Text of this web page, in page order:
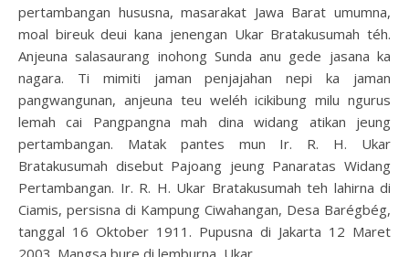
pertambangan hususna, masarakat Jawa Barat umumna,
moal bireuk deui kana jenengan Ukar Bratakusumah téh.
Anjeuna salasaurang inohong Sunda anu gede jasana ka
nagara. Ti mimiti jaman penjajahan nepi ka jaman
pangwangunan, anjeuna teu weléh icikibung milu ngurus
lemah cai Pangpangna mah dina widang atikan jeung
pertambangan. Matak pantes mun Ir. R. H. Ukar
Bratakusumah disebut Pajoang jeung Panaratas Widang
Pertambangan. Ir. R. H. Ukar Bratakusumah teh lahirna di
Ciamis, persisna di Kampung Ciwahangan, Desa Barégbég,
tanggal 16 Oktober 1911. Pupusna di Jakarta 12 Maret
2003. Mangsa bure di lemburna, Ukar…